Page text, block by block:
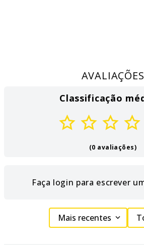
AVALIAÇÕES
Classificação
(0 avaliações)
Faça login para escrever
Mais recentes